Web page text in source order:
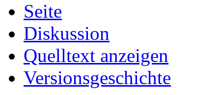
Seite
Diskussion
Quelltext anzeigen
Versionsgeschichte